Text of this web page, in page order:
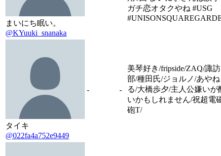
まいにち眠い。
@KYuuki_snanaka
ガチ恋オタクやね #USG
タイキ
@022fa4a752e9449
- -
美琴好き/fripside/ZAQ/諏訪
部/種田氏/ジョルノ/あやね
る/大橋歩夕/主人公嫌いが
いかもしれません/祝超電
砲T/